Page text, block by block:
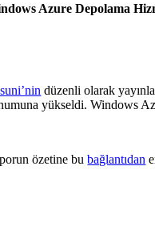
Azure Depolama
düzenli olarak
yükseldi. Windows
özetine bubağlantıdan